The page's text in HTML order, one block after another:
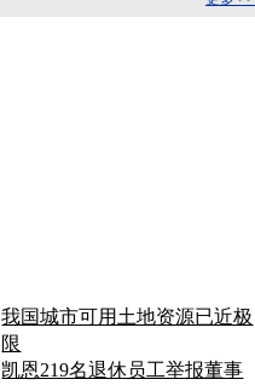
我国城市可用土地资源已近极
限
凯恩219名退休员工举报董事